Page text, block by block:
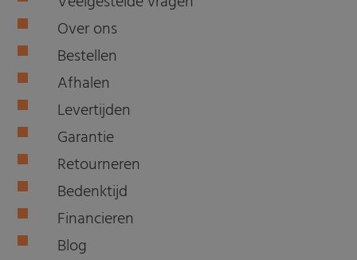
Over ons
Bestellen
Afhalen
Levertijden
Garantie
Retourneren
Bedenktijd
Financieren
Blog